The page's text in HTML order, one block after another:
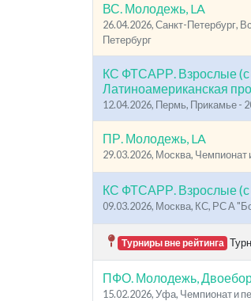
ВС. Молодежь, LA
26.04.2026, Санкт-Петербург,
Петербург
КС ФТСАРР. Взрослые (с
Латиноамериканская
12.04.2026, Пермь, Прикамье -
ПР. Молодежь, LA
29.03.2026, Москва, Чемпионат
КС ФТСАРР. Взрослые (с
09.03.2026, Москва, КС, РС А
Турниры вне рейтинга
ПФО. Молодежь,
15.02.2026, Уфа, Чемпионат и